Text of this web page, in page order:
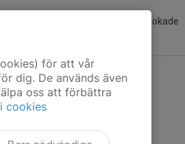
Inga aktiviteter inbokade
för att vår
dig. De används även
oss att förbättra
cookies